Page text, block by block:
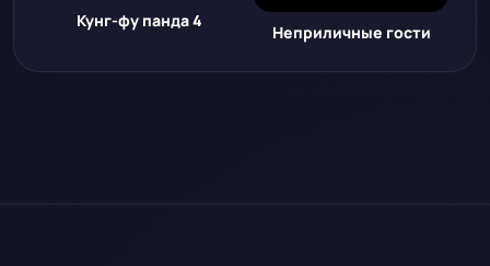
Кунг-фу панда 4
Неприличные гости